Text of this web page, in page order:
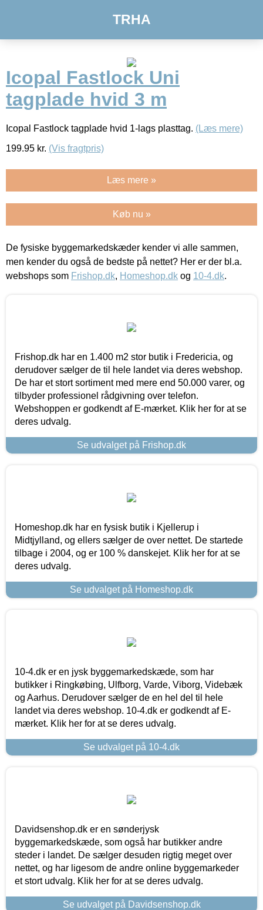
TRHA
Icopal Fastlock Uni
tagplade hvid 3 m
Icopal Fastlock tagplade hvid 1-lags plasttag. (Læs mere)
199.95 kr. (Vis fragtpris)
Læs mere »
Køb nu »
De fysiske byggemarkedskæder kender vi alle sammen,
men kender du også de bedste på nettet? Her er der bl.a.
webshops som Frishop.dk, Homeshop.dk og 10-4.dk.
Frishop.dk har en 1.400 m2 stor butik i Fredericia, og
derudover sælger de til hele landet via deres webshop.
De har et stort sortiment med mere end 50.000 varer, og
tilbyder professionel rådgivning over telefon.
Webshoppen er godkendt af E-mærket. Klik her for at se
deres udvalg.
Se udvalget på Frishop.dk
Homeshop.dk har en fysisk butik i Kjellerup i
Midtjylland, og ellers sælger de over nettet. De startede
tilbage i 2004, og er 100 % danskejet. Klik her for at se
deres udvalg.
Se udvalget på Homeshop.dk
10-4.dk er en jysk byggemarkedskæde, som har
butikker i Ringkøbing, Ulfborg, Varde, Viborg, Videbæk
og Aarhus. Derudover sælger de en hel del til hele
landet via deres webshop. 10-4.dk er godkendt af E-
mærket. Klik her for at se deres udvalg.
Se udvalget på 10-4.dk
Davidsenshop.dk er en sønderjysk
byggemarkedskæde, som også har butikker andre
steder i landet. De sælger desuden rigtig meget over
nettet, og har ligesom de andre online byggemarkeder
et stort udvalg. Klik her for at se deres udvalg.
Se udvalget på Davidsenshop.dk